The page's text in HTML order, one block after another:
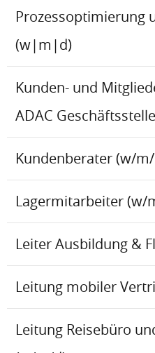
Prozessoptimierung
(w|m|d)
Kunden- und
ADAC
Kundenberater (w/
Lagermitarbeiter (w/
Leiter Ausbildung &
Leitung mobiler
Leitung Reisebüro